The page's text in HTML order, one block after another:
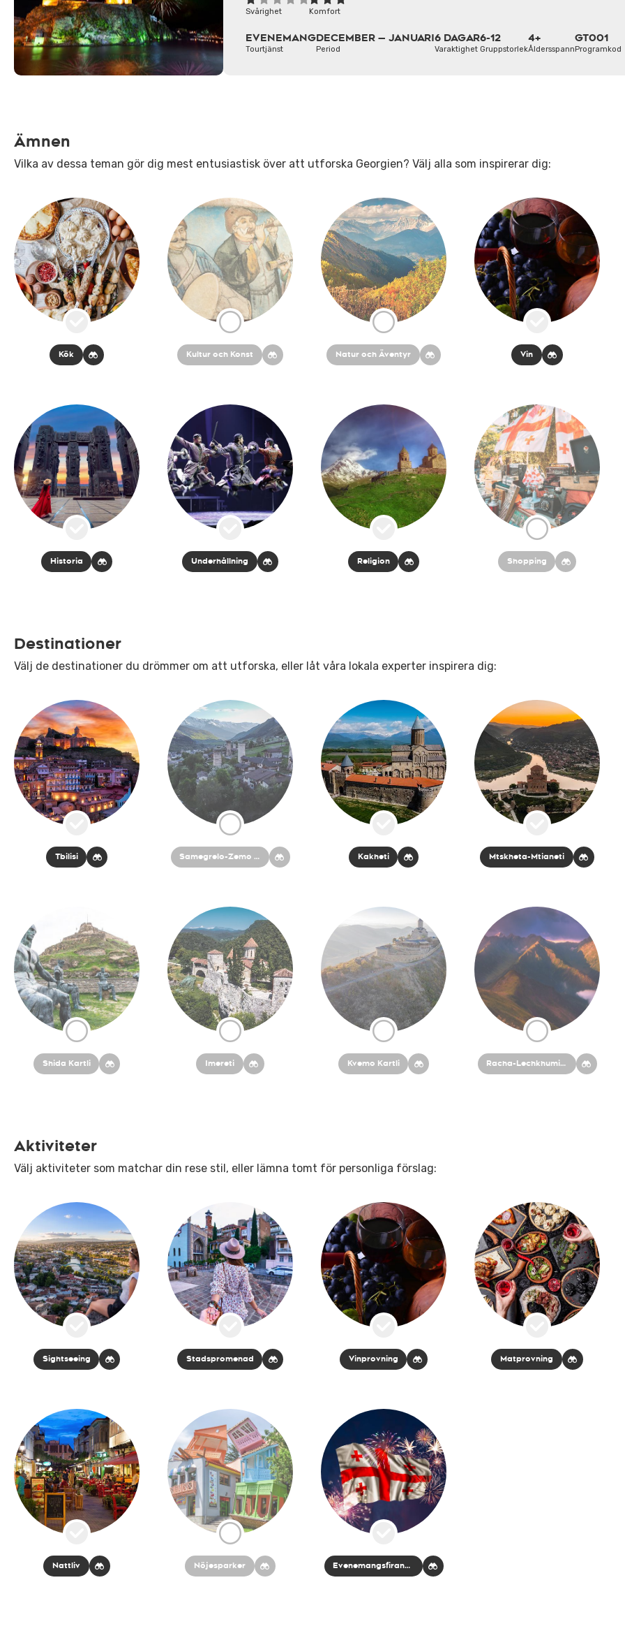
Svårighet Komfort
EVENEMANG
Tourtjänst
DECEMBER — JANUARI
Period
6 DAGAR
Varaktighet
6-12
Gruppstorlek
4+
Åldersspann
GT001
Programkod
Ämnen
Vilka av dessa teman gör dig mest entusiastisk över att utforska Georgien? Välj alla som inspirerar dig:
Kök Kultur och Konst Natur och Äventyr Vin
Historia Underhållning Religion Shopping
Destinationer
Välj de destinationer du drömmer om att utforska, eller låt våra lokala experter inspirera dig:
Tbilisi Samegrelo-Zemo Svaneti Kakheti Mtskheta-Mtianeti
Shida Kartli Imereti Kvemo Kartli Racha-Lechkhumi och Kvemo Svaneti
Aktiviteter
Välj aktiviteter som matchar din rese stil, eller lämna tomt för personliga förslag:
Sightseeing Stadspromenad Vinprovning Matprovning
Nattliv Nöjesparker Evenemangsfirande